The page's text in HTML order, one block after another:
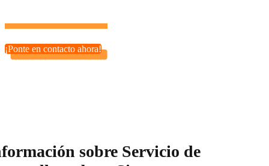
¡Ponte en contacto ahora!
sobre Servicio de